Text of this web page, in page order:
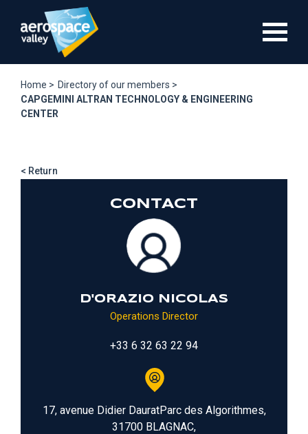
main
Home > Directory of our members >
CAPGEMINI ALTRAN TECHNOLOGY & ENGINEERING
CENTER
< Return
CONTACT
D'ORAZIO NICOLAS
Operations Director
+33 6 32 63 22 94
17, avenue Didier DauratParc des Algorithmes,
31700 BLAGNAC,